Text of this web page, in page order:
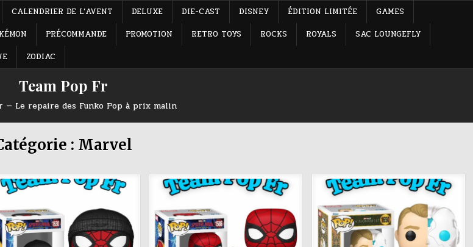
CALENDRIER DE L’AVENT DELUXE DIE-CAST DISNEY ÉDITION LIMITÉE
GAMES
PRÉCOMMANDE PROMOTION RETRO TOYS ROCKS ROYALS
SAC LOUNGEFLY
ZODIAC
Team Pop Fr
— Le repaire des Funko Pop à prix malin
: Marvel